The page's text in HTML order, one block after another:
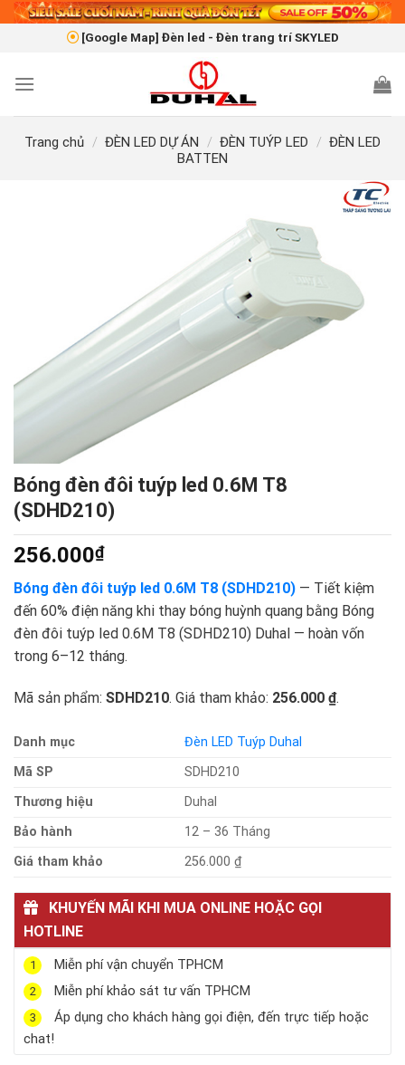
Skip
[Google Map] Đèn led - Đèn trang trí SKYLED
Trang chủ / ĐÈN LED DỰ ÁN / ĐÈN TUÝP LED / ĐÈN LED
BATTEN
Bóng đèn đôi tuýp led 0.6M T8
(SDHD210)
256.000₫
Bóng đèn đôi tuýp led 0.6M T8 (SDHD210) — Tiết kiệm
đến 60% điện năng khi thay bóng huỳnh quang bằng Bóng
đèn đôi tuýp led 0.6M T8 (SDHD210) Duhal — hoàn vốn
trong 6–12 tháng.
Mã sản phẩm: SDHD210. Giá tham khảo: 256.000 ₫.
Danh mục
Đèn LED Tuýp Duhal
Mã SP
SDHD210
Thương hiệu
Duhal
Bảo hành
12 – 36 Tháng
Giá tham khảo
256.000 ₫
KHUYẾN MÃI KHI MUA ONLINE HOẶC GỌI
HOTLINE
1 Miễn phí vận chuyển TPHCM
2 Miễn phí khảo sát tư vấn TPHCM
3
Áp dụng cho khách hàng gọi điện, đến trực tiếp hoặc
chat!